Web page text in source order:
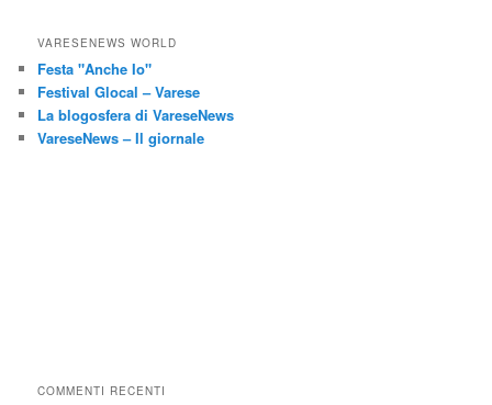
VARESENEWS WORLD
Festa "Anche Io"
Festival Glocal – Varese
La blogosfera di VareseNews
VareseNews – Il giornale
COMMENTI RECENTI